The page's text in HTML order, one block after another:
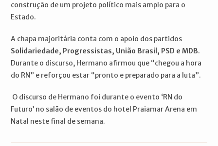
construção de um projeto político mais amplo para o
Estado.
A chapa majoritária conta com o apoio dos partidos
Solidariedade, Progressistas, União Brasil, PSD e MDB.
Durante o discurso, Hermano afirmou que “chegou a hora
do RN” e reforçou estar “pronto e preparado para a luta”.
O discurso de Hermano foi durante o evento ‘RN do
Futuro’ no salão de eventos do hotel Praiamar Arena em
Natal neste final de semana.